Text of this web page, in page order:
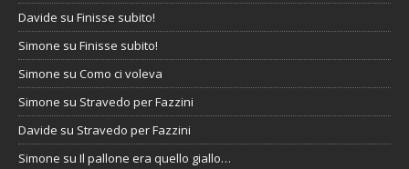
Davide su Finisse subito!
Simone su Finisse subito!
Simone su Como ci voleva
Simone su Stravedo per Fazzini
Davide su Stravedo per Fazzini
Simone su Il pallone era quello giallo…